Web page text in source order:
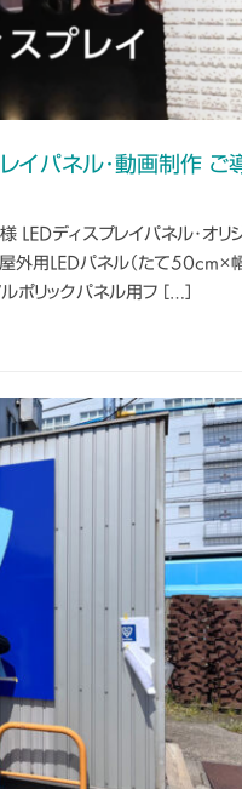
イパネル･動画制作 ご
ディスプレイパネル･オリ
外用LEDパネル（たて50cm×
ルポリックパネル用フ […]